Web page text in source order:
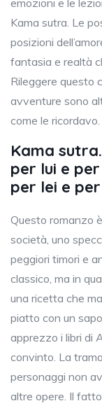
emozioni e le
Kama sutra. Le
posizioni
fantasia e realtà
Rileggere questo
avventure sono
come le ricordavo.
Kama
per lui e
per lei e
Questo romanzo
società, uno
peggiori timori e
classico, ma in
una ricetta che
piatto con un
apprezzo i libri di
convinto. La
personaggi non
altre opere. Il